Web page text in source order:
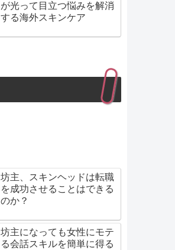
が光って目立つ悩みを解消
する海外スキンケア
坊主、スキンヘッドは転職
を成功させることはできる
のか？
坊主になっても女性にモテ
る会話スキルを簡単に得る